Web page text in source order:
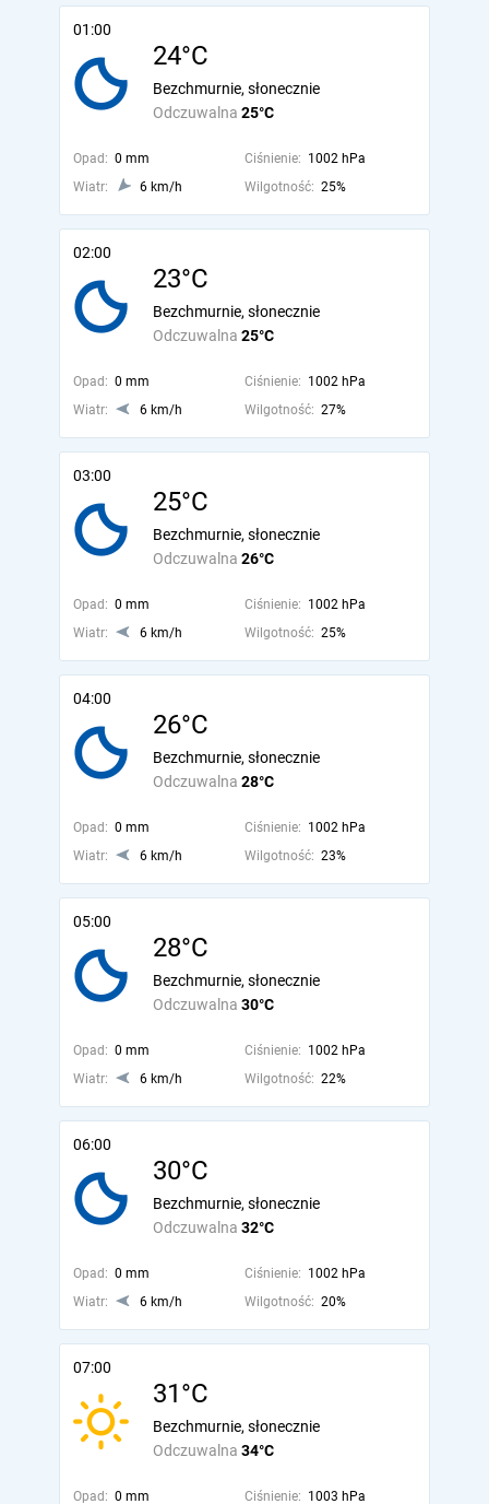
01:00
24°C
Odczuwalna 25°C
Bezchmurnie, słonecznie
Opad: 0 mm Ciśnienie: 1002 hPa
Wiatr:
6 km/h Wilgotność: 25%
02:00
23°C
Odczuwalna 25°C
Bezchmurnie, słonecznie
Opad: 0 mm Ciśnienie: 1002 hPa
Wiatr:
6 km/h Wilgotność: 27%
03:00
25°C
Odczuwalna 26°C
Bezchmurnie, słonecznie
Opad: 0 mm Ciśnienie: 1002 hPa
Wiatr:
6 km/h Wilgotność: 25%
04:00
26°C
Odczuwalna 28°C
Bezchmurnie, słonecznie
Opad: 0 mm Ciśnienie: 1002 hPa
Wiatr:
6 km/h Wilgotność: 23%
05:00
28°C
Odczuwalna 30°C
Bezchmurnie, słonecznie
Opad: 0 mm Ciśnienie: 1002 hPa
Wiatr:
6 km/h Wilgotność: 22%
06:00
30°C
Odczuwalna 32°C
Bezchmurnie, słonecznie
Opad: 0 mm Ciśnienie: 1002 hPa
Wiatr:
6 km/h Wilgotność: 20%
07:00
31°C
Odczuwalna 34°C
Bezchmurnie, słonecznie
Opad: 0 mm Ciśnienie: 1003 hPa